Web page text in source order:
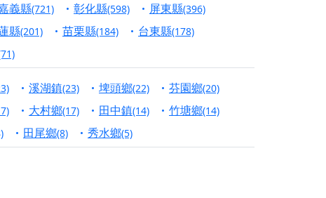
對祖先的感恩、對親人的思念，也是為家人祈
十方善信大德共同參與。
親眷祈求安息，也為自身與家人累積福德、種
」 親自坐鎮主法！幫你累積的功德福報自然
公埔，祈願闔家平安、地方祥和、福運綿長。
母娘慈光，共祈平安吉祥
義縣(721) 彰化縣(598) 屏東縣(396)
縣(201) 苗栗縣(184) 台東縣(178)
溪湖鎮(23) 埤頭鄉(22) 芬園鄉(20)
大村鄉(17) 田中鎮(14) 竹塘鄉(14)
田尾鄉(8) 秀水鄉(5)